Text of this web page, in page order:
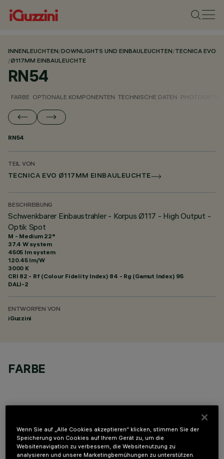
INNENLEUCHTEN/DOWNLIGHTS UND EINBAULEUCHTEN/TECNICA EVO
/Ø117MM EINBAULEUCHTE
RN54
FARBE OPTIONALE KOMPONENTEN TECHNISCHE DATEN
RN54
TEIL VON
TECNICA EVO Ø117MM EINBAULEUCHTE
BESCHREIBUNG
Schwenkbarer Einbaustrahler - Korpus Ø117 - High Output -
Optik Spot
M - Medium 22°
37.4 W system
4505 lm system
120.45 lm/W
3000 K
CRI 82 - Rf (Colour Fidelity Index) 84 - Rg (Gamut Index) 95
DALI-2
ENTWORFEN VON
iGuzzini
FARBE
OPTIONALE KOMPONENTEN
Wenn Sie auf „Alle Cookies akzeptieren“ klicken, stimmen Sie der
Speicherung von Cookies auf Ihrem Gerät zu, um die
Websitenavigation zu verbessern, die Websitenutzung zu
analysieren und unsere Marketingbemühungen zu unterstützen.